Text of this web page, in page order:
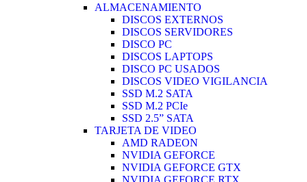
ALMACENAMIENTO
DISCOS EXTERNOS
DISCOS SERVIDORES
DISCO PC
DISCOS LAPTOPS
DISCO PC USADOS
DISCOS VIDEO VIGILANCIA
SSD M.2 SATA
SSD M.2 PCIe
SSD 2.5” SATA
TARJETA DE VIDEO
AMD RADEON
NVIDIA GEFORCE
NVIDIA GEFORCE GTX